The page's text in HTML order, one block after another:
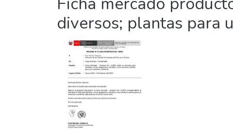
diversos; plantas para